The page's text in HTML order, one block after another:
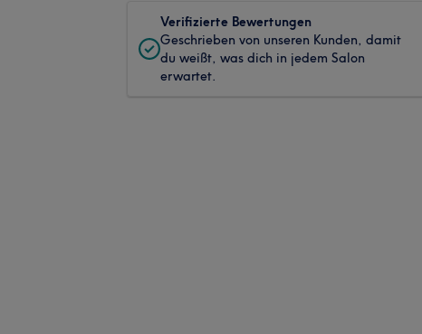
Verifizierte Bewertungen
Geschrieben von unseren Kunden, damit
du weißt, was dich in jedem Salon
erwartet.